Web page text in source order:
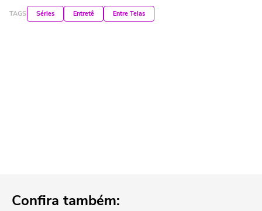
TAGS Séries Entretê Entre Telas
Confira também: